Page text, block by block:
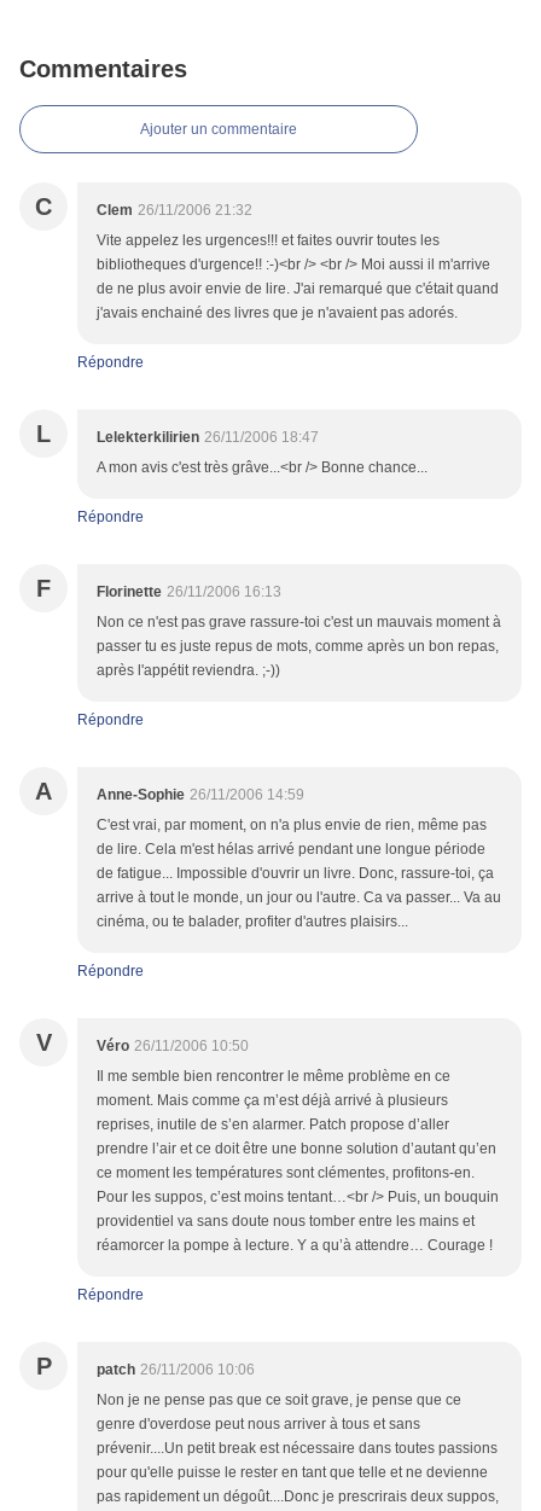
Commentaires
Ajouter un commentaire
C Clem 26/11/2006 21:32
Vite appelez les urgences!!! et faites ouvrir toutes les
bibliotheques d'urgence!! :-)<br /> <br /> Moi aussi il m'arrive
de ne plus avoir envie de lire. J'ai remarqué que c'était quand
j'avais enchainé des livres que je n'avaient pas adorés.
Répondre
L Lelekterkilirien 26/11/2006 18:47
A mon avis c'est très grâve...<br /> Bonne chance...
Répondre
F Florinette 26/11/2006 16:13
Non ce n'est pas grave rassure-toi c'est un mauvais moment à
passer tu es juste repus de mots, comme après un bon repas,
après l'appétit reviendra. ;-))
Répondre
A Anne-Sophie 26/11/2006 14:59
C'est vrai, par moment, on n'a plus envie de rien, même pas
de lire. Cela m'est hélas arrivé pendant une longue période
de fatigue... Impossible d'ouvrir un livre. Donc, rassure-toi, ça
arrive à tout le monde, un jour ou l'autre. Ca va passer... Va au
cinéma, ou te balader, profiter d'autres plaisirs...
Répondre
V Véro 26/11/2006 10:50
Il me semble bien rencontrer le même problème en ce
moment. Mais comme ça m’est déjà arrivé à plusieurs
reprises, inutile de s’en alarmer. Patch propose d’aller
prendre l’air et ce doit être une bonne solution d’autant qu’en
ce moment les températures sont clémentes, profitons-en.
Pour les suppos, c’est moins tentant…<br /> Puis, un bouquin
providentiel va sans doute nous tomber entre les mains et
réamorcer la pompe à lecture. Y a qu’à attendre… Courage !
Répondre
P patch 26/11/2006 10:06
Non je ne pense pas que ce soit grave, je pense que ce
genre d'overdose peut nous arriver à tous et sans
prévenir....Un petit break est nécessaire dans toutes passions
pour qu'elle puisse le rester en tant que telle et ne devienne
pas rapidement un dégoût....Donc je prescrirais deux suppos,